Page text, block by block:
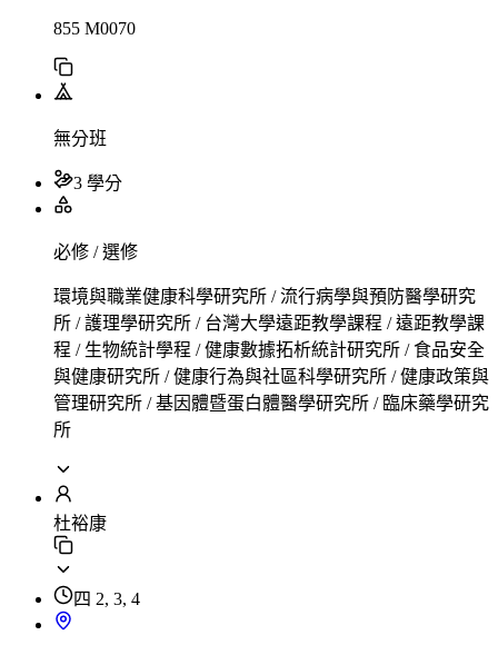
855 M0070
無分班
3 學分
必修 / 選修
環境與職業健康科學研究所 / 流行病學與預防醫學研究
所 / 護理學研究所 / 台灣大學遠距教學課程 / 遠距教學課
程 / 生物統計學程 / 健康數據拓析統計研究所 / 食品安全
與健康研究所 / 健康行為與社區科學研究所 / 健康政策與
管理研究所 / 基因體暨蛋白體醫學研究所 / 臨床藥學研究
所
杜裕康
四 2, 3, 4